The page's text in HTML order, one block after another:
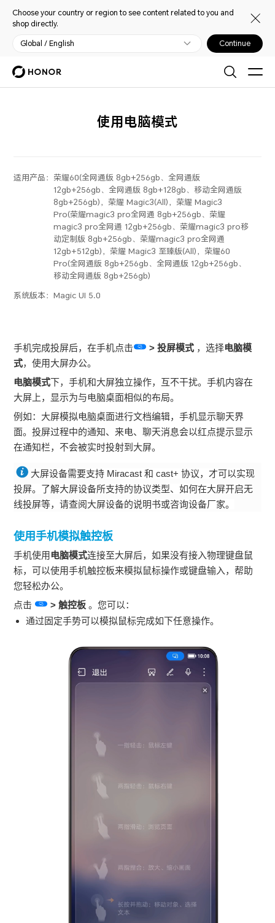
Choose your country or region to see content related to you and
shop directly.
Global / English Continue
使用电脑模式
适用产品： 荣耀60(全网通版 8gb+256gb、全网通版
12gb+256gb、全网通版 8gb+128gb、移动全网通版
8gb+256gb)，荣耀 Magic3(All)，荣耀 Magic3
Pro(荣耀magic3 pro全网通 8gb+256gb、荣耀
magic3 pro全网通 12gb+256gb、荣耀magic3 pro移
动定制版 8gb+256gb、荣耀magic3 pro全网通
12gb+512gb)，荣耀 Magic3 至臻版(All)，荣耀60
Pro(全网通版 8gb+256gb、全网通版 12gb+256gb、
移动全网通版 8gb+256gb)
系统版本：Magic UI 5.0
手机完成投屏后，在手机点击 >投屏模式 ，选择电脑模
式，使用大屏办公。
电脑模式下，手机和大屏独立操作，互不干扰。手机内容在
大屏上，显示为与电脑桌面相似的布局。
例如：大屏模拟电脑桌面进行文档编辑，手机显示聊天界
面。投屏过程中的通知、来电、聊天消息会以红点提示显示
在通知栏，不会被实时投射到大屏。
大屏设备需要支持 Miracast 和 cast+ 协议，才可以实现
投屏。了解大屏设备所支持的协议类型、如何在大屏开启无
线投屏等，请查阅大屏设备的说明书或咨询设备厂家。
使用手机模拟触控板
手机使用电脑模式连接至大屏后，如果没有接入物理键盘鼠
标，可以使用手机触控板来模拟鼠标操作或键盘输入，帮助
您轻松办公。
点击
>触控板 。您可以：
通过固定手势可以模拟鼠标完成如下任意操作。